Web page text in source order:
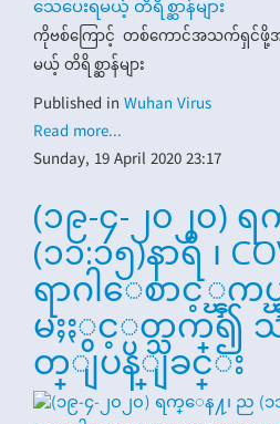
ကိုဗစ်ကြောင့် တစ်ကောင်အသက်ရှင်ဖို့
မယ့် တိရိစ္ဆာန်များ
Published inWuhan Virus
Read more...
Sunday, 19 April 2020 23:17
(၁၉-၄-၂၀၂၀)
(၁၁:၁၅)နာရီ ၊
ရာဂါေစာင့္ၾက
မႈႏွင့္ပတ္သက္
တ္ျပန္ျခင္း